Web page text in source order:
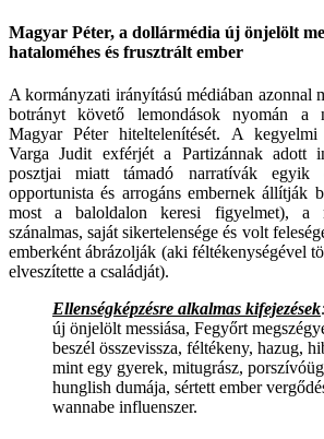
Magyar Péter, a dollármédia új önjelölt
hataloméhes és frusztrált ember
A kormányzati irányítású médiában azonnal
botrányt követő lemondások nyomán a
Magyar Péter hiteltelenítését. A kegyelmi
Varga Judit exférjét a Partizánnak adott
posztjai miatt támadó narratívák egyik
opportunista és arrogáns embernek állítják
most a baloldalon keresi figyelmet), a
szánalmas, saját sikertelensége és volt
emberként ábrázolják (aki féltékenységével
elveszítette a családját).
Ellenségképzésre alkalmas kifejezések:
új önjelölt messiása, Fegyőrt
beszél összevissza, féltékeny, hazug,
mint egy gyerek, mitugrász,
hunglish dumája, sértett ember
wannabe influenszer.